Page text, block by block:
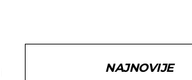
NAJNOVIJE